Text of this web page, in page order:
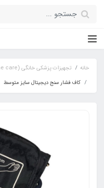
خانه تجهیزات پزشکی خانگی (Home care)
کاف فشار سنج دیجیتال سایز متوسط